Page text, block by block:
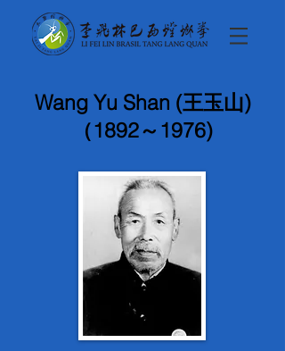
Wang Yu Shan (王玉山)
（1892～1976)